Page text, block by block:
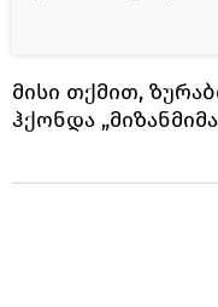
მისი თქმით,
ჰქონდა